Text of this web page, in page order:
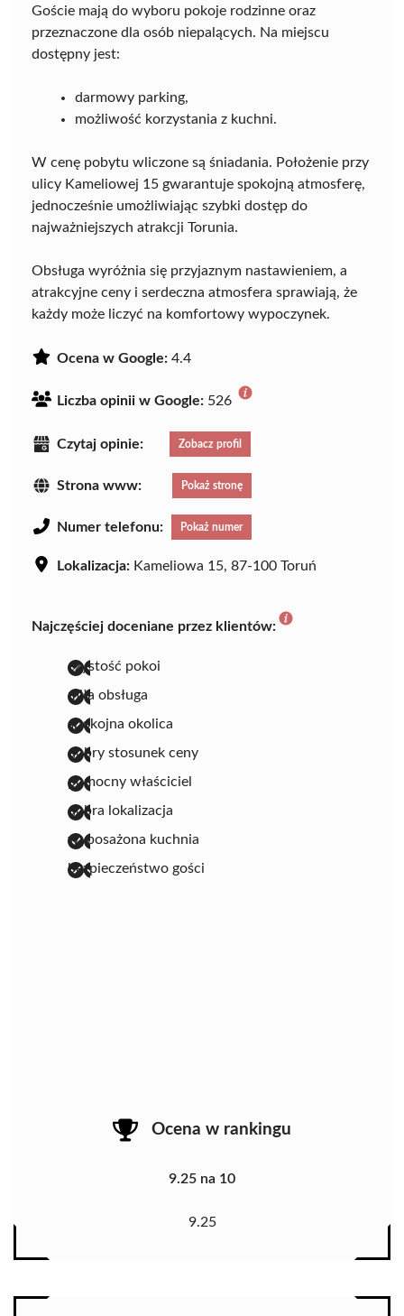
Goście mają do wyboru pokoje rodzinne oraz
przeznaczone dla osób niepalących. Na miejscu
dostępny jest:
darmowy parking,
możliwość korzystania z kuchni.
W cenę pobytu wliczone są śniadania. Położenie przy
ulicy Kameliowej 15 gwarantuje spokojną atmosferę,
jednocześnie umożliwiając szybki dostęp do
najważniejszych atrakcji Torunia.
Obsługa wyróżnia się przyjaznym nastawieniem, a
atrakcyjne ceny i serdeczna atmosfera sprawiają, że
każdy może liczyć na komfortowy wypoczynek.
Ocena w Google: 4.4
Liczba opinii w Google: 526
Czytaj opinie: Zobacz profil
Strona www: Pokaż stronę
Numer telefonu: Pokaż numer
Lokalizacja: Kameliowa 15, 87-100 Toruń
Najczęściej doceniane przez klientów:
czystość pokoi
miła obsługa
spokojna okolica
dobry stosunek ceny
pomocny właściciel
dobra lokalizacja
wyposażona kuchnia
bezpieczeństwo gości
Ocena w rankingu
9.25 na 10
9.25